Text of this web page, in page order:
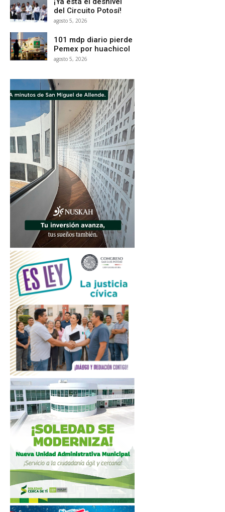
del Circuito Potosí!
agosto 5, 2026
101 mdp diario pierde
Pemex por huachicol
agosto 5, 2026